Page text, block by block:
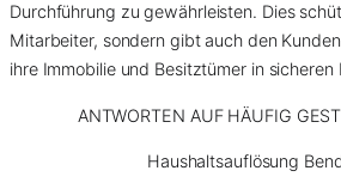
Durchführung zu gewährleisten. Dies
Mitarbeiter, sondern gibt auch den
ihre Immobilie und Besitztümer in sicheren
ANTWORTEN AUF HÄUFIG
Haushaltsauflösung